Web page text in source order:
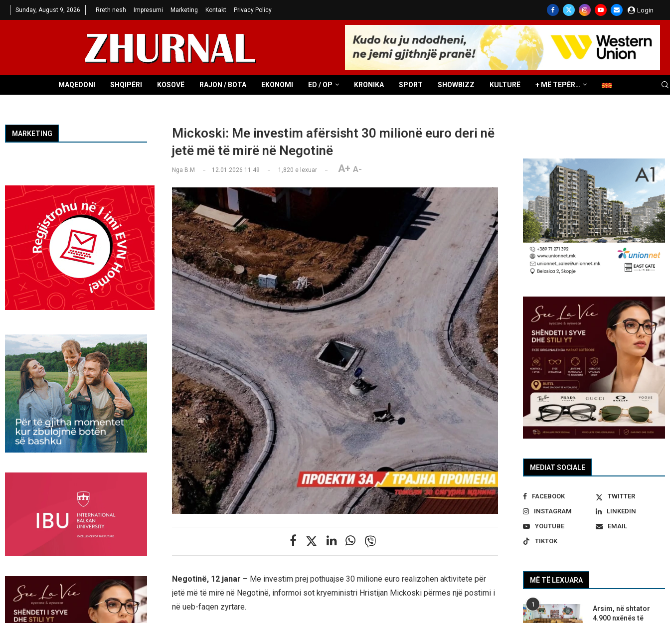
Sunday, August 9, 2026 Rreth nesh Impresumi Marketing Kontakt Privacy Policy Login
MAQEDONI SHQIPËRI KOSOVË RAJON / BOTA EKONOMI ED / OP KRONIKA SPORT SHOWBIZZ KULTURË + MË TEPËR…
Mickoski: Me investim afërsisht 30 milionë euro deri në
jetë më të mirë në Negotinë
Nga B.M 12.01.2026 11:49 1,820 e lexuar A+ A-
Negotinë, 12 janar – Me investim prej pothuajse 30 milionë euro realizohen aktivitete për
jetë më të mirë në Negotinë, informoi sot kryeministri Hristijan Mickoski përmes një postimi i
në ueb-faqen zyrtare.
MEDIAT SOCIALE
FACEBOOK
TWITTER
INSTAGRAM
LINKEDIN
YOUTUBE
EMAIL
TIKTOK
MË TË LEXUARA
1
Arsim, në shtator
4.900 nxënës të
MARKETING